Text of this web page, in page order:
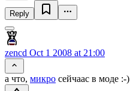
Reply
zencd Oct 1 2008 at 21:00
а что, микро сейчаас в моде :-)